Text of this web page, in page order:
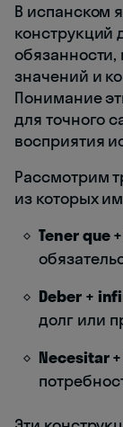
В испанском
конструкций
обязанности,
значений и
Понимание
для точного
восприятия
Рассмотрим
из которых
Tener que
Deber +
долг или
Necesitar